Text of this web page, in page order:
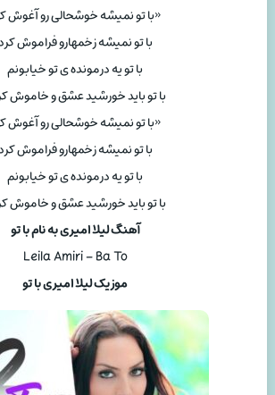
«با تو نمیشه خوشحالی رو آغوش
با تو نمیشه زخمهارو فراموش
با تو یه درمونده ی تو خیابونم
با تو باید خورشید عشق و خاموش
«با تو نمیشه خوشحالی رو آغوش
با تو نمیشه زخمهارو فراموش
با تو یه درمونده ی تو خیابونم
با تو باید خورشید عشق و خاموش
آهنگ لیلا امیری به نام با تو
Leila Amiri – Ba To
موزیک لیلا امیری با تو